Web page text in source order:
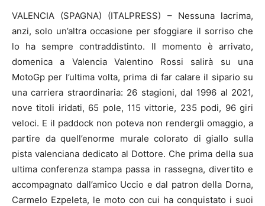
VALENCIA (SPAGNA) (ITALPRESS) – Nessuna lacrima,
anzi, solo un’altra occasione per sfoggiare il sorriso che
lo ha sempre contraddistinto. Il momento è arrivato,
domenica a Valencia Valentino Rossi salirà su una
MotoGp per l’ultima volta, prima di far calare il sipario su
una carriera straordinaria: 26 stagioni, dal 1996 al 2021,
nove titoli iridati, 65 pole, 115 vittorie, 235 podi, 96 giri
veloci. E il paddock non poteva non rendergli omaggio, a
partire da quell’enorme murale colorato di giallo sulla
pista valenciana dedicato al Dottore. Che prima della sua
ultima conferenza stampa passa in rassegna, divertito e
accompagnato dall’amico Uccio e dal patron della Dorna,
Carmelo Ezpeleta, le moto con cui ha conquistato i suoi